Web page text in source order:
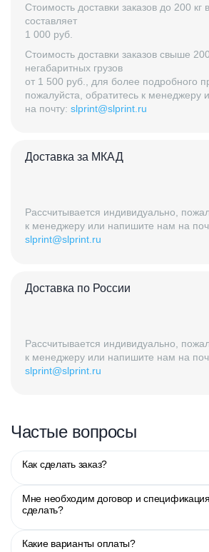
Стоимость доставки заказов до 200
составляет
1 000 руб.
Стоимость доставки заказов свыше
негабаритных грузов
от 1 500 руб., для более подробного
пожалуйста, обратитесь к менеджеру
на почту: slprint@slprint.ru
Доставка за МКАД
Рассчитывается индивидуально,
к менеджеру или напишите нам на
slprint@slprint.ru
Доставка по России
Рассчитывается индивидуально,
к менеджеру или напишите нам на
slprint@slprint.ru
Частые вопросы
Как сделать заказ?
Мне необходим договор и
сделать?
Какие варианты оплаты?